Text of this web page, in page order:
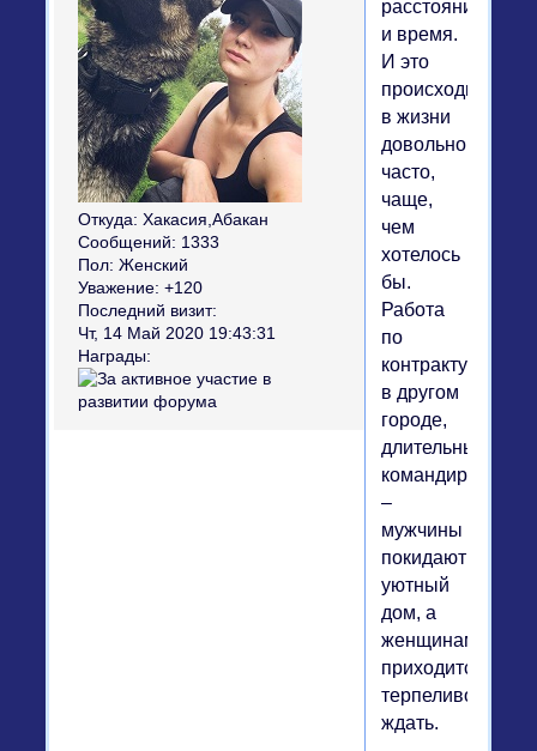
Откуда: Хакасия,Абакан
Сообщений: 1333
Пол: Женский
Уважение: +120
Последний визит:
Чт, 14 Май 2020 19:43:31
Награды:
расстояние
и время.
И это
происходит
в жизни
довольно
часто,
чаще,
чем
хотелось
бы.
Работа
по
контракту
в другом
городе,
длительные
командировки
–
мужчины
покидают
уютный
дом, а
женщинам
приходится
терпеливо
ждать.